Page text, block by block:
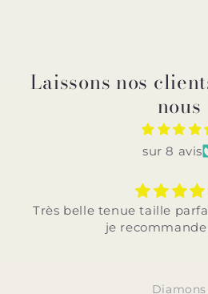
Laissons nos
nous
sur 8 avis
Très belle tenue taille
je recommande
Diamons